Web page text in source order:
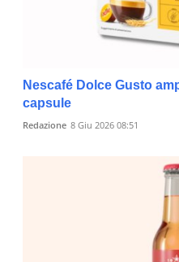
Nescafé Dolce Gusto
capsule
Redazione 8 Giu 2026 08:51